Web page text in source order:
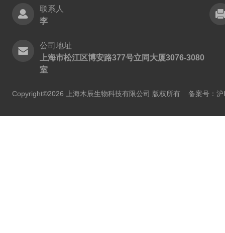
联系人
李
公司地址
上海市松江区博安路377号立同大厦3076-3080
室
Copyright©2026 上海木辰生物科技有限公司 版权所有 备案号：